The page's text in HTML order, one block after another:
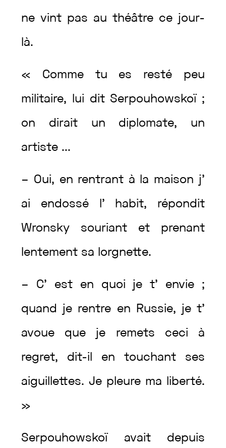
nevint pas au théâtre ce jour-
là.
« Comme tu es resté peu
militaire, lui dit Serpouhowskoï ;
on dirait un diplomate, un
artiste ...
– Oui, en rentrant à la maison j’
ai endossé l’ habit, répondit
Wronsky souriant et prenant
lentement sa lorgnette.
– C’ est en quoi jet’ envie ;
quand je rentre en Russie, je t’
avoue que je remets ceci à
regret, dit-il en touchant ses
aiguillettes.Je pleure ma liberté.
»
Serpouhowskoï avait depuis